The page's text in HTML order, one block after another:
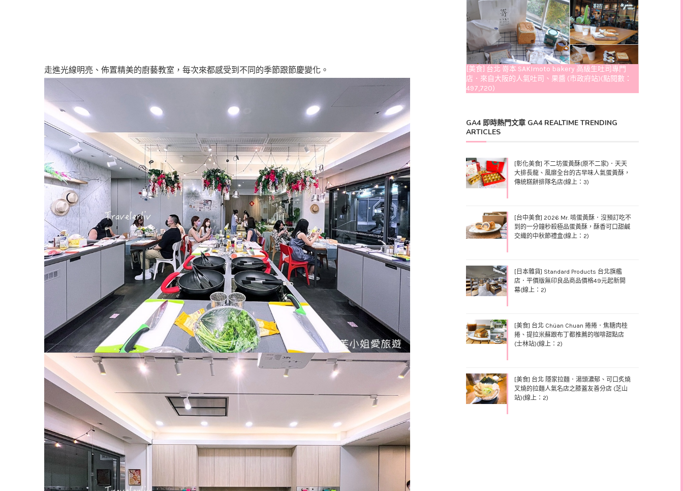
走進光線明亮、佈置精美的廚藝教室，每次來都感受到不同的季節跟節慶變化。
[美食] 台北 嵜本 SAKImoto bakery 高級生吐司專門
店．來自大阪的人氣吐司、果醬 (市政府站)(點閱數：
497,720)
GA4 即時熱門文章 GA4 REALTIME TRENDING
ARTICLES
[彰化美食] 不二坊蛋黃酥(原不二家)．天天
大排長龍、風靡全台的古早味人氣蛋黃酥，
傳統糕餅排隊名店(線上：3)
[台中美食] 2026 Mr. 啃蛋黃酥．沒預訂吃不
到的一分鐘秒殺極品蛋黃酥，酥香可口甜鹹
交織的中秋節禮盒(線上：2)
[日本雜貨] Standard Products 台北旗艦
店．平價版無印良品商品價格49元起新開
幕(線上：2)
[美食] 台北 Chüan Chuan 捲捲．焦糖肉桂
捲、提拉米蘇跟布丁都推薦的咖啡甜點店
(士林站)(線上：2)
[美食] 台北 隱家拉麵．湯頭濃郁、可口炙燒
叉燒的拉麵人氣名店之膝蓋友善分店 (芝山
站)(線上：2)